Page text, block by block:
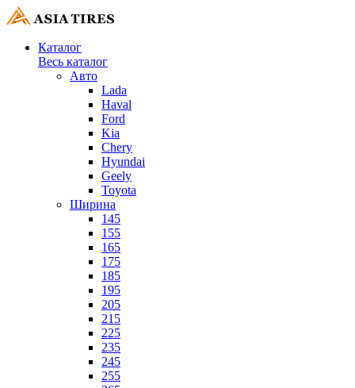
Каталог
Весь каталог
Авто
Lada
Haval
Ford
Kia
Chery
Hyundai
Geely
Toyota
Ширина
145
155
165
175
185
195
205
215
225
235
245
255